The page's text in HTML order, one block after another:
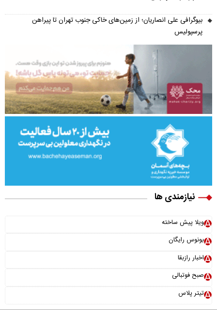
بیوگرافی علی انصاریان؛ از زمین‌های خاکی جنوب تهران تا پیراهن
پرسپولیس
نیازمندی ها
ویلا پیش ساخته
بونوس رایگان
اخبار رازبقا
صبح فوتبالی
تیتر پلاس